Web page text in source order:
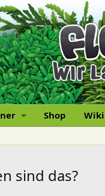
Shop Wiki
sind das?